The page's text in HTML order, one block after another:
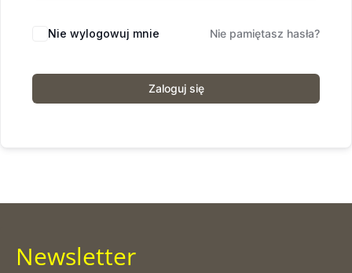
Nie wylogowuj mnie Nie pamiętasz hasła?
Zaloguj się
Newsletter